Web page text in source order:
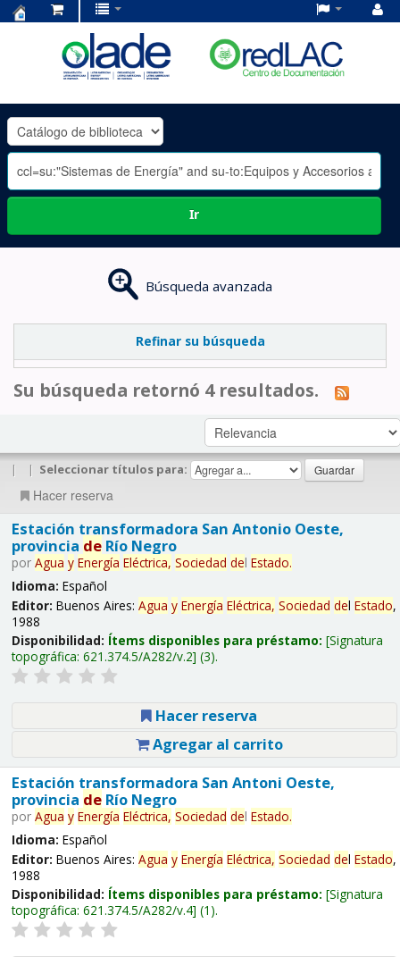
OLADE
-
Ir
Búsqueda avanzada
Refinar su búsqueda
Su búsqueda retornó 4 resultados.
| | Seleccionar títulos para:
Hacer reserva
Estación transformadora San Antonio Oeste,
provincia deRío Negro
por Agua y Energía Eléctrica, Sociedad del Estado.
Idioma: Español
Editor: Buenos Aires: Agua y Energía Eléctrica, Sociedad del Estado,
1988
Disponibilidad: Ítems disponibles para préstamo: Signatura
topográfica: 621.374.5/A282/v.2 (3).
Hacer reserva
Agregar al carrito
Estación transformadora San Antoni Oeste,
provincia deRío Negro
por Agua y Energía Eléctrica, Sociedad del Estado.
Idioma: Español
Editor: Buenos Aires: Agua y Energía Eléctrica, Sociedad del Estado,
1988
Disponibilidad: Ítems disponibles para préstamo: Signatura
topográfica: 621.374.5/A282/v.4 (1).